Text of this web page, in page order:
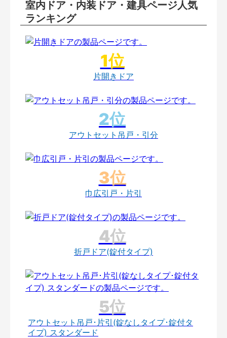
室内ドア・内装ドア・建具ページ人気
ランキング
片開きドア
アウトセット吊戸・引分
巾広引戸・片引
折戸ドア(錠付タイプ)
アウトセット吊戸･片引(錠なしタイプ･錠付タ
イプ) スタンダード